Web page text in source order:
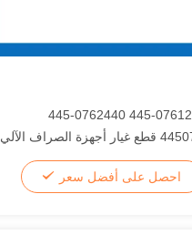
445-0761208-102 445-0762440
4450762440 قطع غيار أجهزة الصراف الآلي
NCR
احصل على أفضل سعر